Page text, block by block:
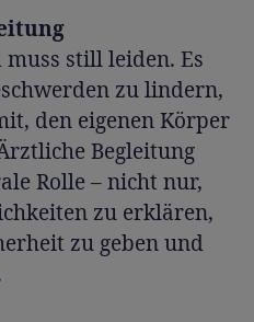
still leiden. Es
zu lindern,
den eigenen Körper
Begleitung
Rolle – nicht nur,
zu erklären,
zu geben und